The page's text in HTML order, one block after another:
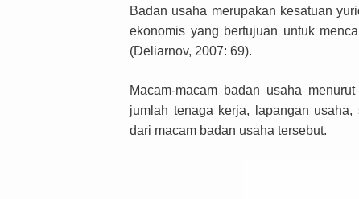
Badan usaha merupakan kesatuan
ekonomis yang bertujuan untuk
(Deliarnov, 2007: 69).
Macam-macam badan usaha
jumlah tenaga kerja, lapangan
dari macam badan usaha tersebut.